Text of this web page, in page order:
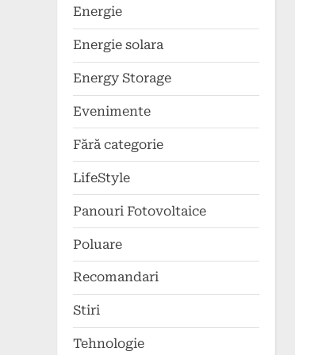
Energie
Energie solara
Energy Storage
Evenimente
Fără categorie
LifeStyle
Panouri Fotovoltaice
Poluare
Recomandari
Stiri
Tehnologie